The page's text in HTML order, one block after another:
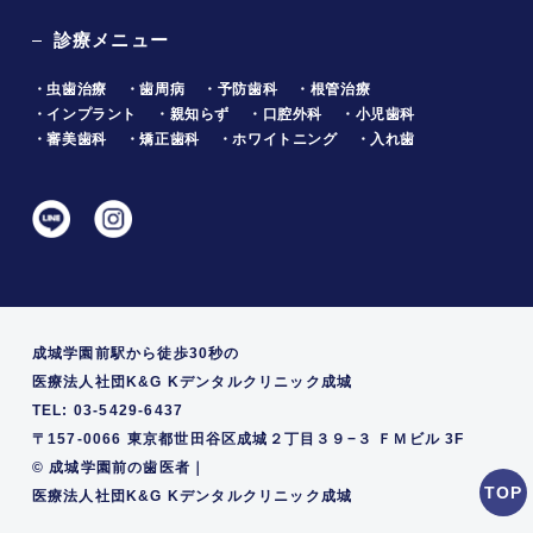
診療メニュー
・虫歯治療 ・歯周病 ・予防歯科
・根管治療
・インプラント
・親知らず ・口腔外科
・小児歯科
・審美歯科
・矯正歯科 ・ホワイトニング ・入れ歯
成城学園前駅から徒歩30秒の
医療法人社団K&G Kデンタルクリニック成城
TEL: 03-5429-6437
〒157-0066 東京都世田谷区成城２丁目３９−３ ＦＭビル 3F
© 成城学園前の歯医者｜
医療法人社団K&G Kデンタルクリニック成城